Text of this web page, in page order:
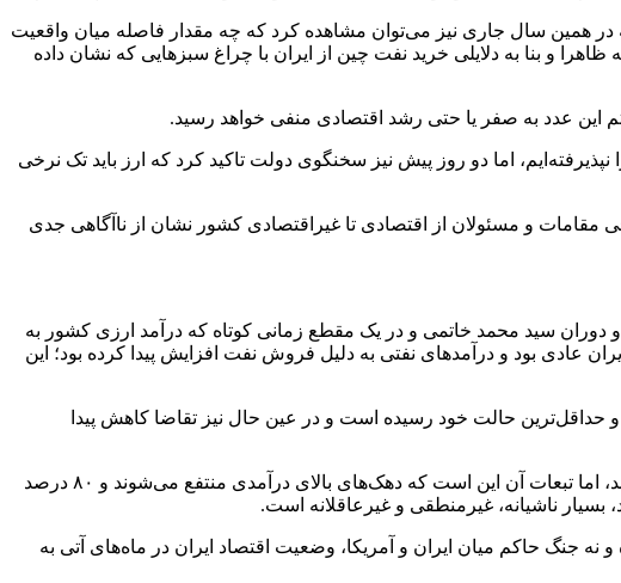
در همین سال جاری نیز می‌توان مشاهده کرد که چه مقدار فاصله میان واقعیت
ظاهرا و بنا به دلایلی خرید نفت چین از ایران با چراغ سبز‌هایی که نشان داده
این عدد به صفر یا حتی رشد اقتصادی منفی خواهد رسید.
اما دو روز پیش نیز سخنگوی دولت تاکید کرد که ارز باید تک نرخی
و مسئولان از اقتصادی تا غیراقتصادی کشور نشان از ناآگاهی جدی
و دوران سید محمد خاتمی و در یک مقطع زمانی کوتاه که درآمد ارزی کشور به
عادی بود و درآمد‌های نفتی به دلیل فروش نفت افزایش پیدا کرده بود؛ این
حداقل‌ترین حالت خود رسیده است و در عین حال نیز تقاضا کاهش پیدا
مگر این‌که دولت قصد داشته باشد که دیگر ارز را حمایت نکند و کلاً به بازار آزاد بسپارد. در این صورت، بله، ارز تک‌نرخی خواهد شد، اما تبعات آن این است که دهک‌های بالای درآمدی منتفع می‌شوند و ۸۰ درصد
ناشیانه، غیرمنطقی و غیرعاقلانه است.
نه جنگ حاکم میان ایران و آمریکا، وضعیت اقتصاد ایران در ماه‌های آتی به